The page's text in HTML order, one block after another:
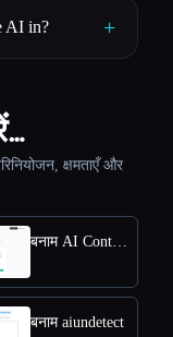
AI in? +
क्षमताएँ और
बनाम AI Content Detector by Leap AI
बनाम aiundetect